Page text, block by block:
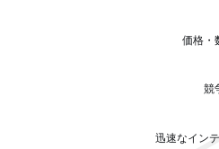
価格・
競
迅速なイン